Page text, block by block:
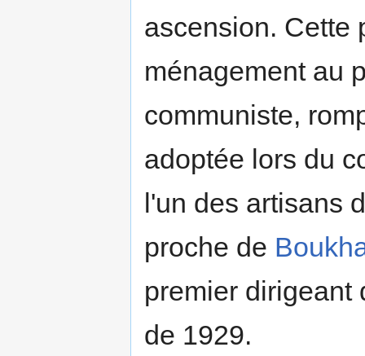
ascension. Cette
ménagement au
communiste,
adoptée lors du
l'un des artisans
proche de
premier dirigeant
de 1929.